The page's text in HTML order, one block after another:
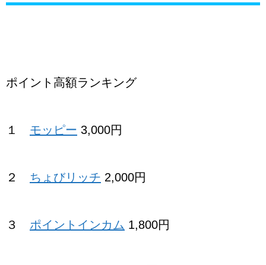
ポイント高額ランキング
１ モッピー 3,000円
２ ちょびリッチ 2,000円
３ ポイントインカム 1,800円